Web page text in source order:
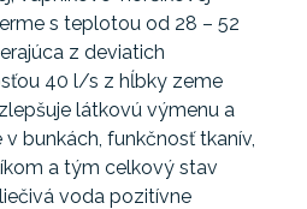
s teplotou od 28 – 52
z deviatich
40 l/s z hĺbky zeme
látkovú výmenu a
bunkách, funkčnosť tkanív,
a tým celkový stav
voda pozitívne